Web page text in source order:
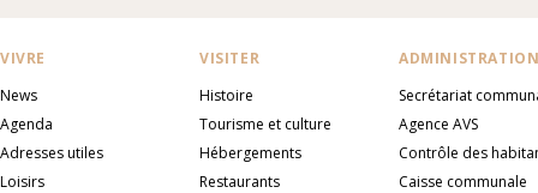
VIVRE
News
Agenda
Adresses utiles
Loisirs
VISITER
Histoire
Tourisme et culture
Hébergements
Restaurants
Secrétariat
Agence AVS
Contrôle des
Caisse communale